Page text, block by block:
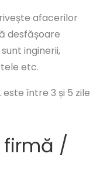
afacerilor
desfășoare
inginerii,
etc.
este între 3 și 5 zile
firmă /